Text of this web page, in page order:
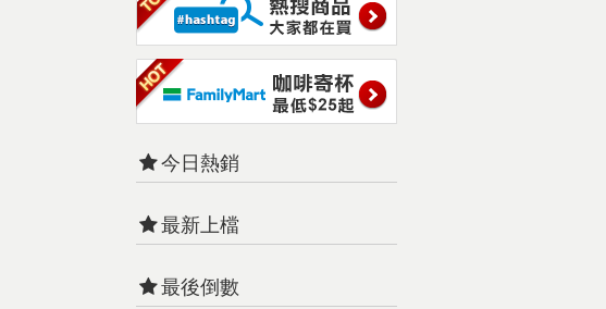
今日熱銷
最新上檔
最後倒數